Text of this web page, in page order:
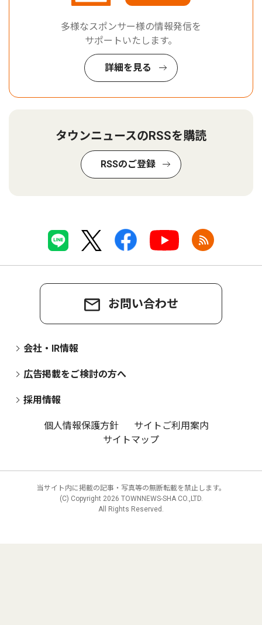
多様なスポンサー様の情報発信を
サポートいたします。
詳細を見る
タウンニュースのRSSを購読
RSSのご登録
お問い合わせ
会社・IR情報
広告掲載をご検討の方へ
採用情報
個人情報保護方針
サイトご利用案内
サイトマップ
当サイト内に掲載の記事・写真等の無断転載を禁止します。
(C) Copyright 2026 TOWNNEWS-SHA CO.,LTD.
All Rights Reserved.